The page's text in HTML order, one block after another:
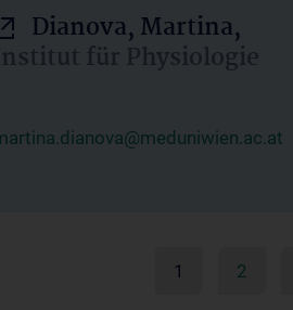
Dianova, Martina,
für Physiologie
1 2